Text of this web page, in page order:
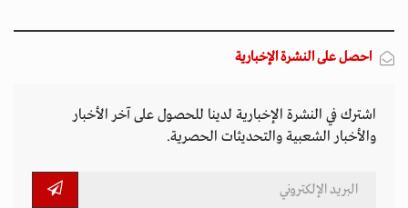
احصل على النشرة الإخبارية
اشترك في النشرة الإخبارية لدينا للحصول على آخر الأخبار
والأخبار الشعبية والتحديثات الحصرية.